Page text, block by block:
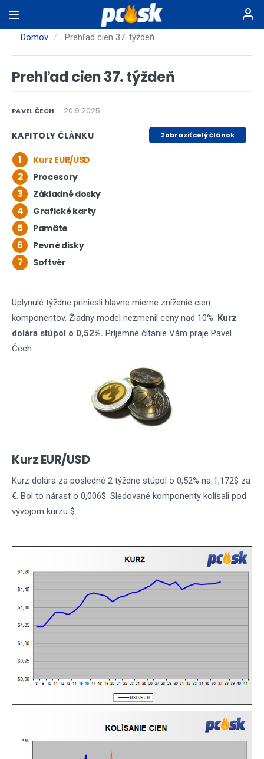
na
hlavnýDomov Prehľad cien 37. týždeň
Prehľad cien 37. týždeň
PAVEL ČECH 20.9.2025
KAPITOLY ČLÁNKU Zobraziť celý článok
1 Kurz EUR/USD
2 Procesory
3 Základné dosky
4 Grafické karty
5 Pamäte
6 Pevné disky
7 Softvér
Uplynulé týždne priniesli hlavne mierne zníženie cien
komponentov. Žiadny model nezmenil ceny nad 10%. Kurz
dolára stúpol o 0,52%. Príjemné čítanie Vám praje Pavel
Čech.
Kurz EUR/USD
Kurz dolára za posledné 2 týždne stúpol o 0,52% na 1,172$ za
€. Bol to nárast o 0,006$. Sledované komponenty kolísali pod
vývojom kurzu $.